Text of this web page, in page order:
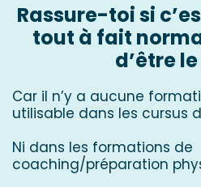
Rassure-toi si
tout à fait
d’être
Car il n’y a aucune
utilisable dans les cursus
Ni dans les formations de
coaching/préparation